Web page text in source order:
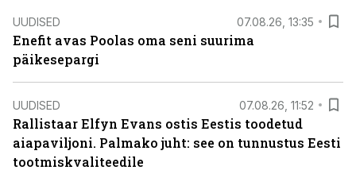
UUDISED 07.08.26, 13:35
Enefit avas Poolas oma seni suurima
päikesepargi
UUDISED 07.08.26, 11:52
Rallistaar Elfyn Evans ostis Eestis toodetud
aiapaviljoni. Palmako juht: see on tunnustus Eesti
tootmiskvaliteedile